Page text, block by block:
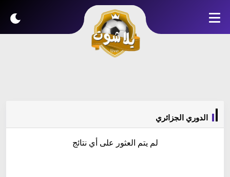
الدوري الجزائري
لم يتم العثور على أي نتائج